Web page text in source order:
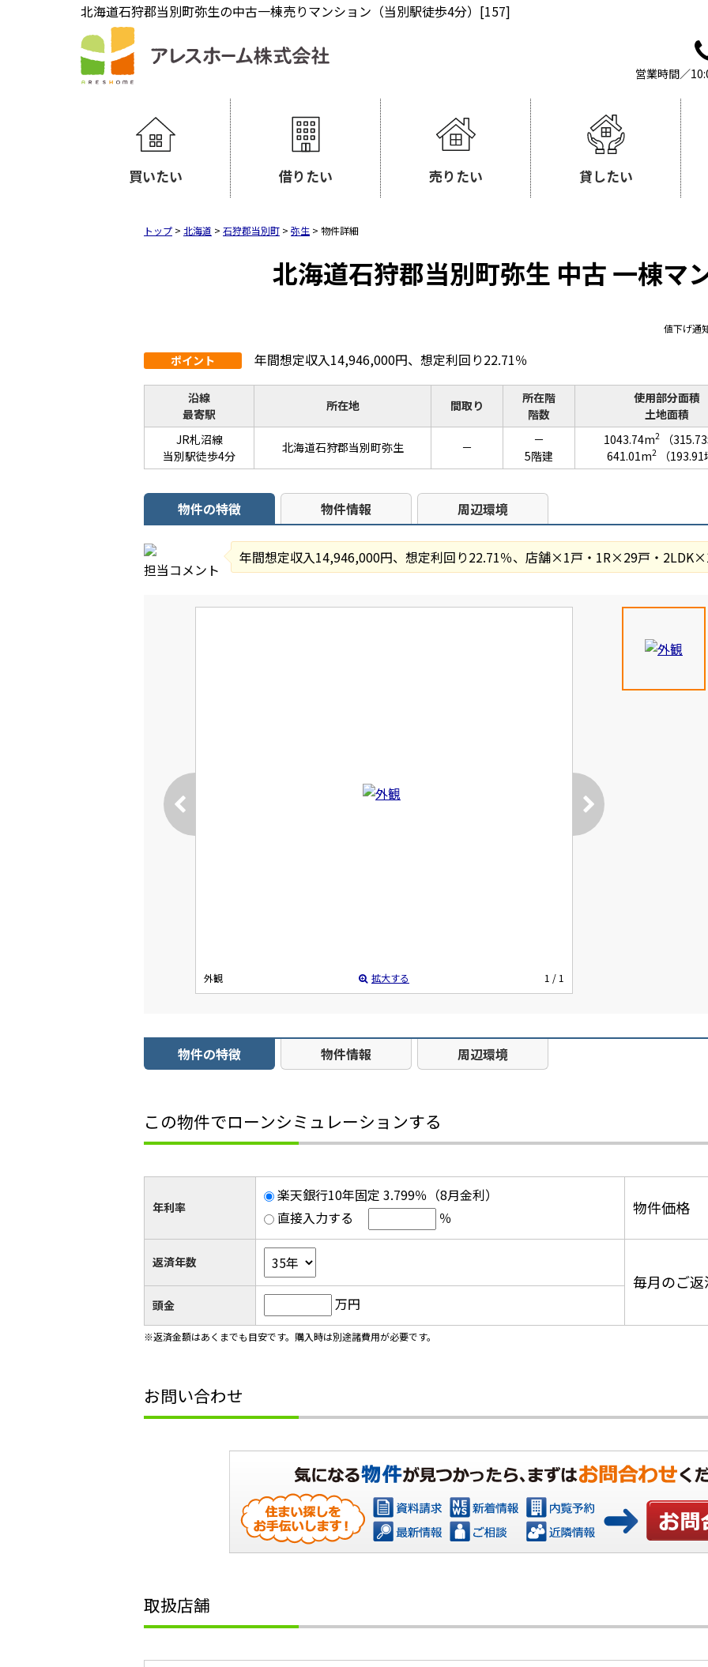
北海道石狩郡当別町弥生の中古一棟売りマンション（当別駅徒歩4分）[157]
営業時間／
買いたい 借りたい 売りたい 貸したい
トップ > 北海道 > 石狩郡当別町 > 弥生 > 物件詳細
北海道石狩郡当別町弥生 中古 一棟マ
値下げ通
ポイント 年間想定収入14,946,000円、想定利回り22.71％
沿線
最寄駅
所在地 間取り
所在階
階数
使用部分面積
土地面積
JR札沼線
当別駅徒歩4分
北海道石狩郡当別町弥生 －
－
5階建
1043.74m2
（
641.01m2 （
物件の特徴 物件情報 周辺環境
担当コメント
年間想定収入14,946,000円、想定利回り22.71％、店舗×1戸・1R×29戸・
外観 拡大する 1 / 1
物件の特徴 物件情報 周辺環境
この物件でローンシミュレーションする
年利率
楽天銀行10年固定 3.799％（8月金利）
直接入力する
％ 物件価格
返済年数
毎月のご
頭金 万円
※返済金額はあくまでも目安です。購入時は別途諸費用が必要です。
お問い合わせ
お問い合
取扱店舗